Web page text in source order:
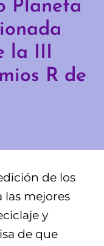
Planeta
la III
R de
de los
las mejores
y
de que